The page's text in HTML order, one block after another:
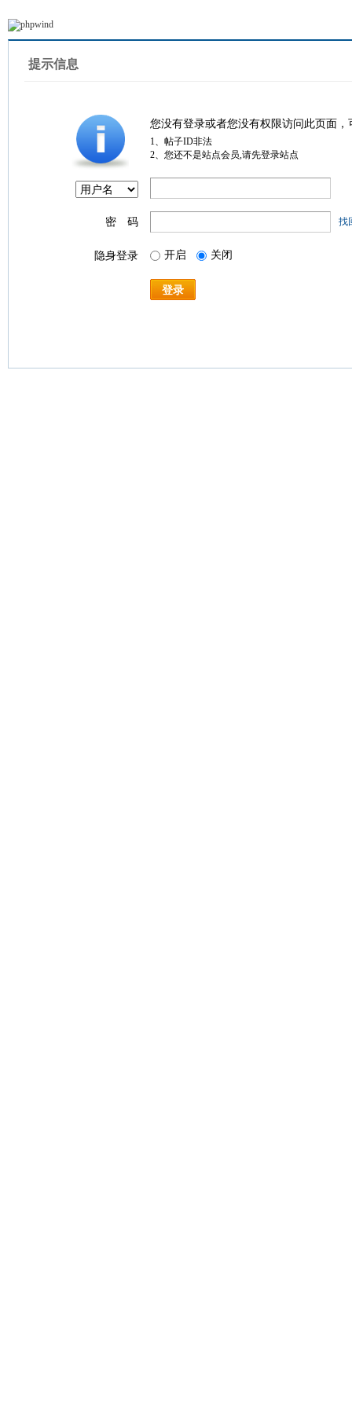
提示信息
您没有登录或者您没有权限访问此页面
1、帖子ID非法
2、您还不是站点会员,请先登录站点
密 码 找
隐身登录 开启 关闭
登录